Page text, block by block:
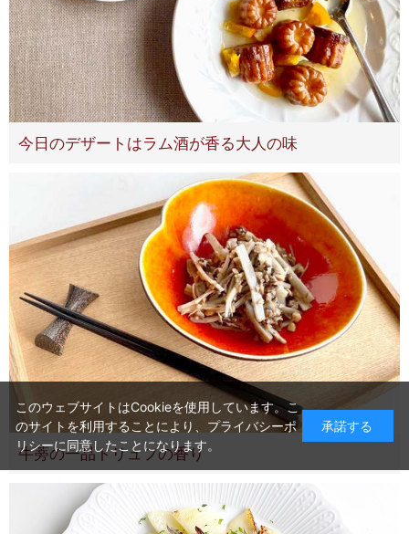
今日のデザートはラム酒が香る大人の味
牛蒡の一品トリュフの香り
このウェブサイトはCookieを使用しています。こ
のサイトを利用することにより、 プライバシーポ
リシーに同意したことになります。
承諾する